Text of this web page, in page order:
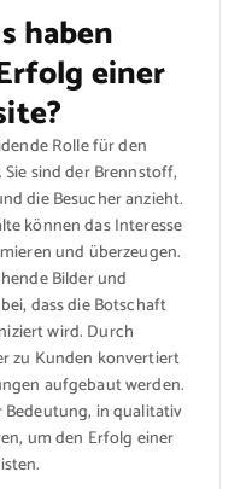
haben
einer
Rolle für den
sind der Brennstoff,
die Besucher anzieht.
können das Interesse
und überzeugen.
Bilder und
dass die Botschaft
wird. Durch
zu Kunden konvertiert
aufgebaut werden.
Bedeutung, in qualitativ
um den Erfolg einer